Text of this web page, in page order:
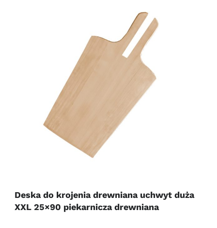
Deska do krojenia drewniana uchwyt duża
XXL 25×90 piekarnicza drewniana